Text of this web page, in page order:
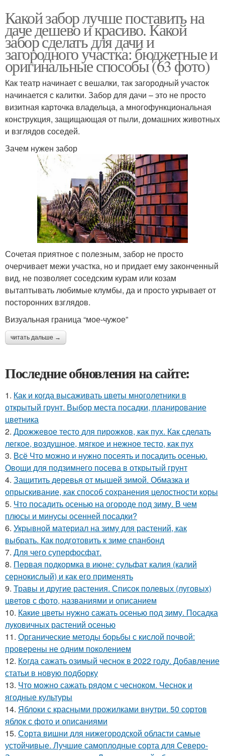
Какой забор лучше поставить на
даче дешево и красиво. Какой
забор сделать для дачи и
загородного участка: бюджетные и
оригинальные способы (63 фото)
Как театр начинает с вешалки, так загородный участок
начинается с калитки. Забор для дачи – это не просто
визитная карточка владельца, а многофункциональная
конструкция, защищающая от пыли, домашних животных
и взглядов соседей.
Зачем нужен забор
Сочетая приятное с полезным, забор не просто
очерчивает межи участка, но и придает ему законченный
вид, не позволяет соседским курам или козам
вытаптывать любимые клумбы, да и просто укрывает от
посторонних взглядов.
Визуальная граница “мое-чужое”
читать дальше →
Последние обновления на сайте:
1. Как и когда высаживать цветы многолетники в
открытый грунт. Выбор места посадки, планирование
цветника
2. Дрожжевое тесто для пирожков, как пух. Как сделать
легкое, воздушное, мягкое и нежное тесто, как пух
3. Всё Что можно и нужно посеять и посадить осенью.
Овощи для подзимнего посева в открытый грунт
4. Защитить деревья от мышей зимой. Обмазка и
опрыскивание, как способ сохранения целостности коры
5. Что посадить осенью на огороде под зиму. В чем
плюсы и минусы осенней посадки?
6. Укрывной материал на зиму для растений, как
выбрать. Как подготовить к зиме спанбонд
7. Для чего суперфосфат.
8. Первая подкормка в июне: сульфат калия (калий
сернокислый) и как его применять
9. Травы и другие растения. Список полевых (луговых)
цветов с фото, названиями и описанием
10. Какие цветы нужно сажать осенью под зиму. Посадка
луковичных растений осенью
11. Органические методы борьбы с кислой почвой:
проверены не одним поколением
12. Когда сажать озимый чеснок в 2022 году. Добавление
статьи в новую подборку
13. Что можно сажать рядом с чесноком. Чеснок и
ягодные культуры
14. Яблоки с красными прожилками внутри. 50 сортов
яблок с фото и описаниями
15. Сорта вишни для нижегородской области самые
устойчивые. Лучшие самоплодные сорта для Северо-